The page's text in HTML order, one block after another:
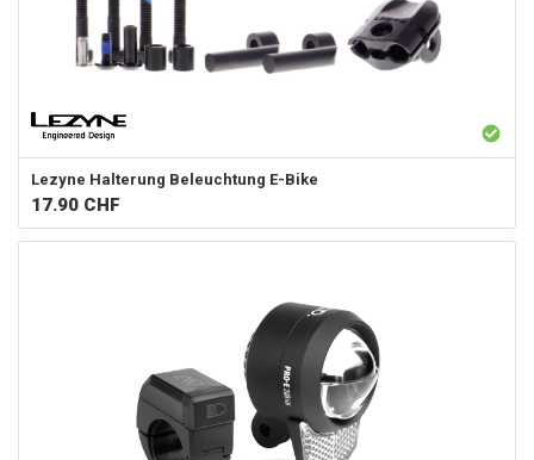
Lezyne Halterung Beleuchtung E-Bike
17.90 CHF